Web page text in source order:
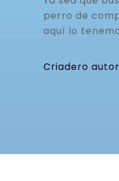
perro de
aquí lo
Criadero